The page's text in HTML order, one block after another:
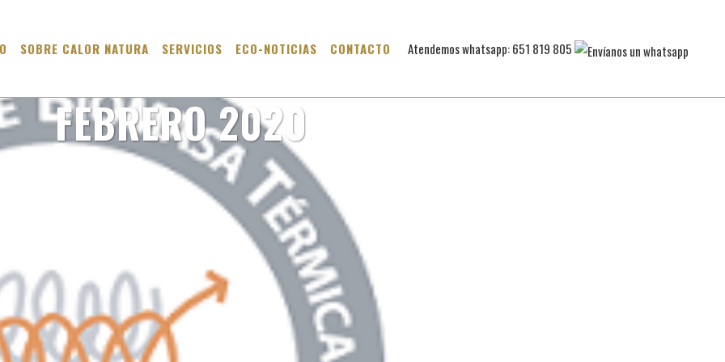
Atendemos whatsapp: 651 819 805
SOBRE CALOR NATURA SERVICIOS ECO-NOTICIAS CONTACTO
FEBRERO 2020